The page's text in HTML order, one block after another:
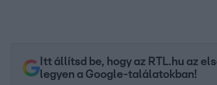
Itt állítsd be, hogy az RTL.hu az
legyen a Google-találatokban!